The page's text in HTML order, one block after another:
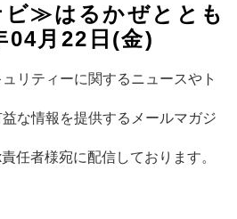
≫はるかぜととも
04月22日(金)
ティーに関するニュースやト
な情報を提供するメールマガジ
任者様宛に配信しております。